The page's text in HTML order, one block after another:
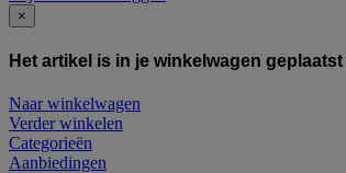
×
Het artikel is in je winkelwagen geplaatst
Naar winkelwagen
Verder winkelen
Categorieën
Aanbiedingen